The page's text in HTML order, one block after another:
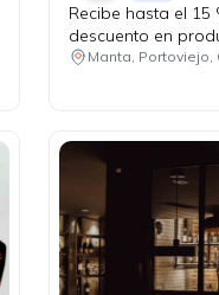
Recibe hasta el 15
descuento en
seleccionados.
Manta, Portoviejo,